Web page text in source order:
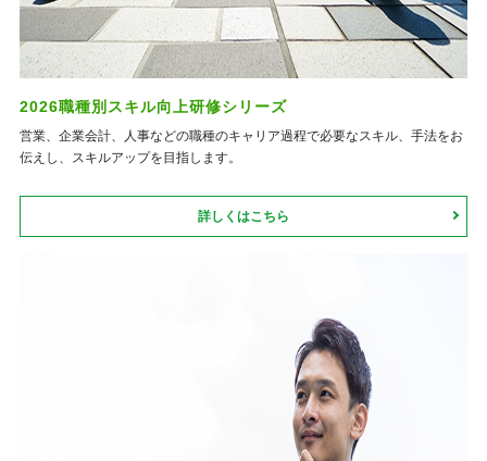
2026職種別スキル向上研修シリーズ
営業、企業会計、人事などの職種のキャリア過程で必要なスキル、手法をお
伝えし、スキルアップを目指します。
詳しくはこちら